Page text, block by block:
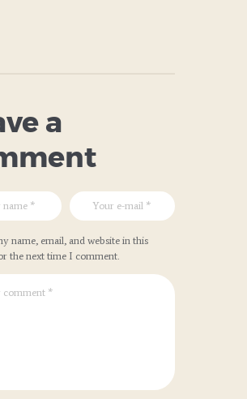
a
name, email, and website in this
the next time I comment.